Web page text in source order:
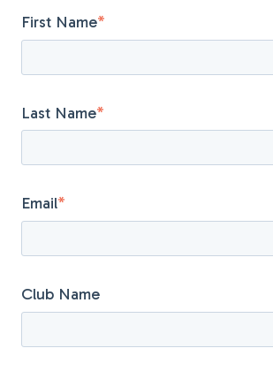
First Name*
Last Name*
Email*
Club Name